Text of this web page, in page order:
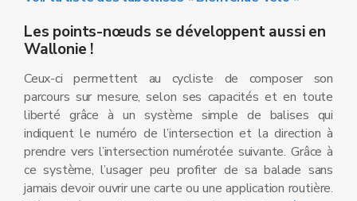
Les points-nœuds se développent aussi en
Wallonie !
Ceux-ci permettent au cycliste de composer son
parcours sur mesure, selon ses capacités et en toute
liberté grâce à un système simple de balises qui
indiquent le numéro de l’intersection et la direction à
prendre vers l’intersection numérotée suivante. Grâce à
ce système, l’usager peu profiter de sa balade sans
jamais devoir ouvrir une carte ou une application routière.